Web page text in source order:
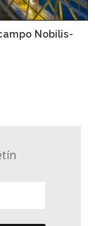
Nobilis-